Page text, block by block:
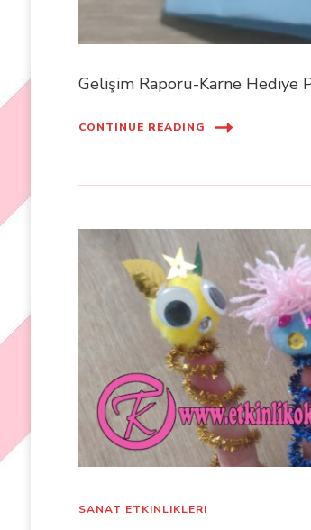
Gelişim Raporu-Karne Hediye
CONTINUE READING
SANAT ETKINLIKLERI